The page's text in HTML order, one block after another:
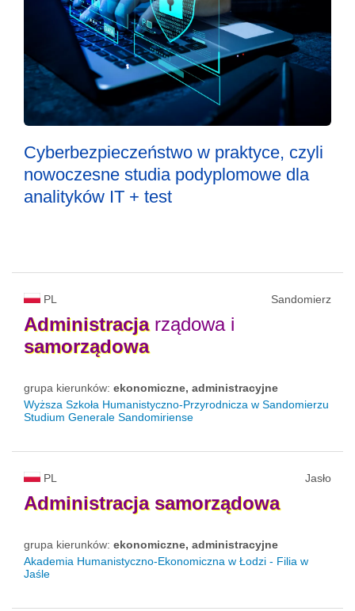
Cyberbezpieczeństwo w praktyce, czyli
nowoczesne studia podyplomowe dla
analityków IT + test
PL Sandomierz
Administracjarządowa i
samorządowa
grupa kierunków: ekonomiczne, administracyjne
Wyższa Szkoła Humanistyczno-Przyrodnicza w Sandomierzu
Studium Generale Sandomiriense
PL Jasło
Administracja samorządowa
grupa kierunków: ekonomiczne, administracyjne
Akademia Humanistyczno-Ekonomiczna w Łodzi - Filia w
Jaśle